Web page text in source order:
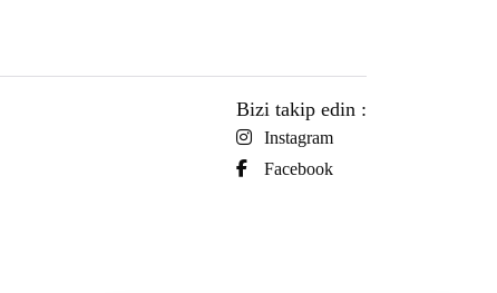
Bizi takip edin :
Instagram
Facebook